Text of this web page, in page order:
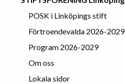
POSK i Linköpings stift
Förtroendevalda 2026-2029
Program 2026-2029
Om oss
Lokala sidor